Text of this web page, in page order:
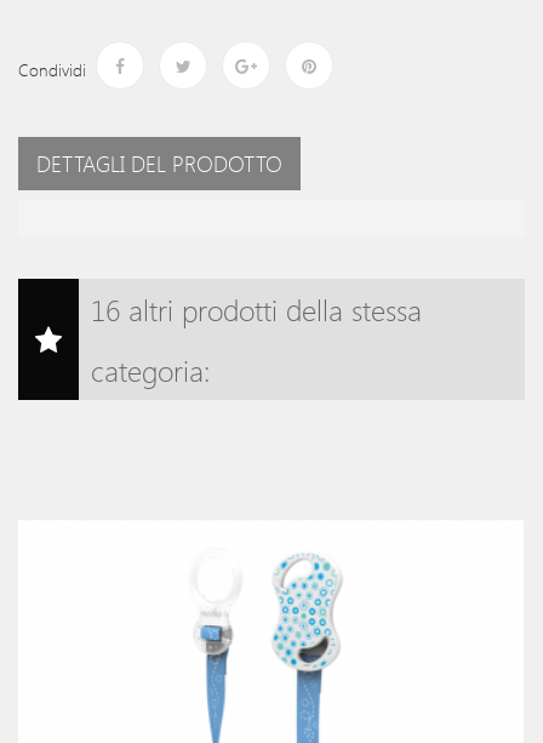
Condividi
DETTAGLI DEL PRODOTTO
16 altri prodotti della stessa
categoria: